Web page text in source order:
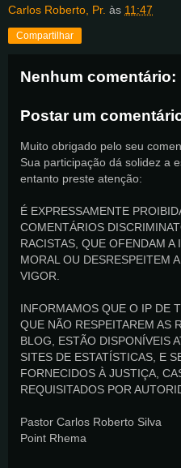
Carlos Roberto, Pr. às 11:47
Compartilhar
Nenhum comentário:
Postar um
Muito obrigado pelo seu
Sua participação dá solidez a
entanto preste atenção:
É EXPRESSAMENTE
COMENTÁRIOS
RACISTAS, QUE OFENDAM A
MORAL OU DESRESPEITEM
VIGOR.
INFORMAMOS QUE O IP DE
QUE NÃO RESPEITAREM AS
BLOG, ESTÃO DISPONÍVEIS
SITES DE ESTATÍSTICAS, E
FORNECIDOS À JUSTIÇA,
REQUISITADOS POR
Pastor Carlos Roberto Silva
Point Rhema